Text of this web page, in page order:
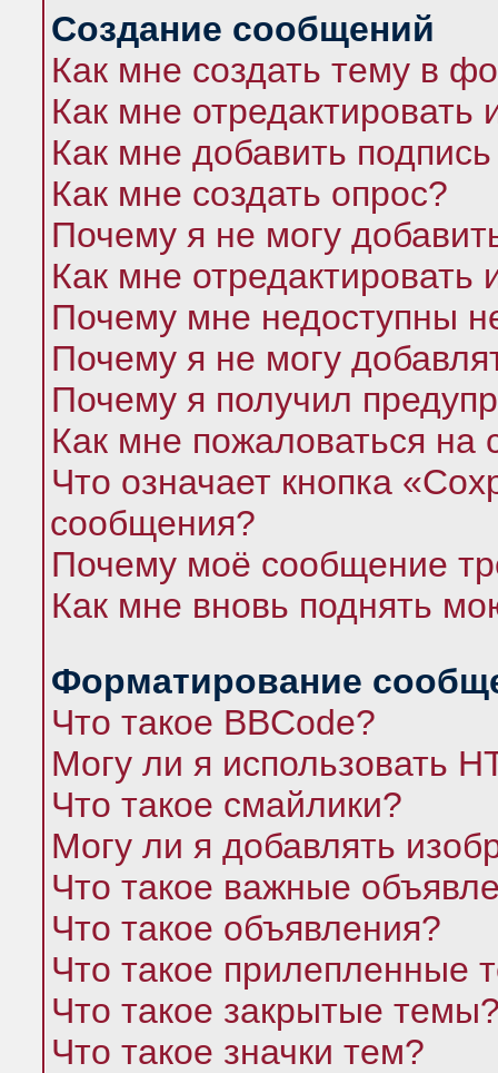
Создание сообщений
Как мне создать тему в
Как мне
Как мне добавить
Как мне создать опрос?
Почему я не могу
Как мне отредактировать
Почему мне недоступны
Почему я не могу
Почему я получил
Как мне пожаловаться
Что означает кнопка
сообщения?
Почему моё сообщение
Как мне вновь поднять
Форматирование
Что такое BBCode?
Могу ли я использовать
Что такое смайлики?
Могу ли я добавлять
Что такое важные
Что такое объявления?
Что такое прилепленные
Что такое закрытые
Что такое значки тем?